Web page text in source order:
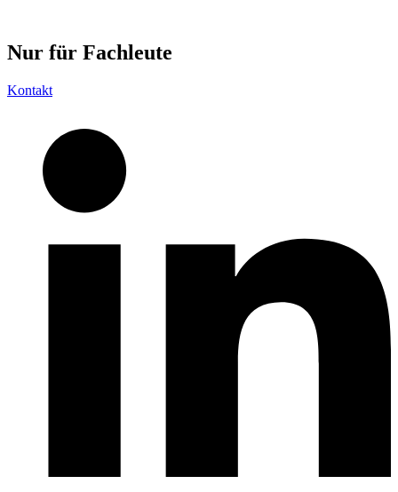
Nur für Fachleute
Kontakt